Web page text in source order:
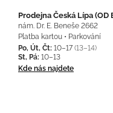
Prodejna Česká Lípa (OD
nám. Dr. E. Beneše 2662
Platba kartou • Parkování
Po, Út, Čt: 10–17 (13–14)
St, Pá: 10–13
Kde nás najdete